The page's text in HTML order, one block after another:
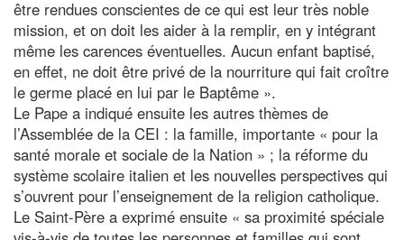
être rendues conscientes de ce qui est leur très noble
mission, et on doit les aider à la remplir, en y intégrant
même les carences éventuelles. Aucun enfant baptisé,
en effet, ne doit être privé de la nourriture qui fait croître
le germe placé en lui par le Baptême ».
Le Pape a indiqué ensuite les autres thèmes de
l’Assemblée de la CEI : la famille, importante « pour la
santé morale et sociale de la Nation » ; la réforme du
système scolaire italien et les nouvelles perspectives qui
s’ouvrent pour l’enseignement de la religion catholique.
Le Saint-Père a exprimé ensuite « sa proximité spéciale